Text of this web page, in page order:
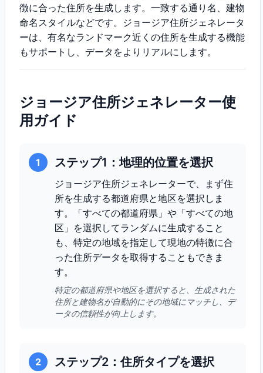
徴に合った住所を生成します。一致する通り名、建物
命名スタイルなどです。ジョージア住所ジェネレータ
ーは、有名なランドマーク近くの住所を生成する機能
もサポートし、データをよりリアルにします。
ジョージア住所ジェネレーター使
用ガイド
1 ステップ1：地理的位置を選択
ジョージア住所ジェネレーターで、まず住
所を生成する都道府県と地区を選択しま
す。「すべての都道府県」や「すべての地
区」を選択してランダムに生成すること
も、特定の地域を指定して現地の特徴に合
った住所データを取得することもできま
す。
特定の都道府県や地区を選択すると、生成された
住所と建物名が自動的にその地域にマッチし、デ
ータの信頼性が向上します。
2 ステップ2：住所タイプを選択